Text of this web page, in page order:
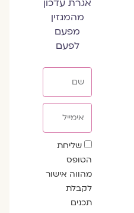
אגרת עדכון
מהמגזין
מפעם
לפעם
שדה
הסכמה
שליחת
הטופס
מהווה אישור
לקבלת
תכנים